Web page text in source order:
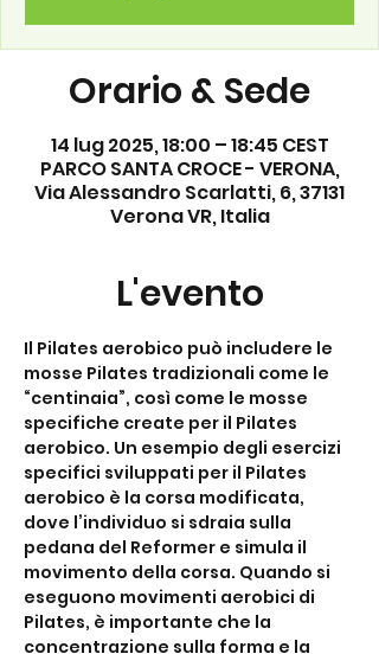
Orario & Sede
14 lug 2025, 18:00 – 18:45 CEST
PARCO SANTA CROCE - VERONA,
Via Alessandro Scarlatti, 6, 37131
Verona VR, Italia
L'evento
Il Pilates aerobico può includere le
mosse Pilates tradizionali come le
“centinaia”, così come le mosse
specifiche create per il Pilates
aerobico. Un esempio degli esercizi
specifici sviluppati per il Pilates
aerobico è la corsa modificata,
dove l’individuo si sdraia sulla
pedana del Reformer e simula il
movimento della corsa. Quando si
eseguono movimenti aerobici di
Pilates, è importante che la
concentrazione sulla forma e la